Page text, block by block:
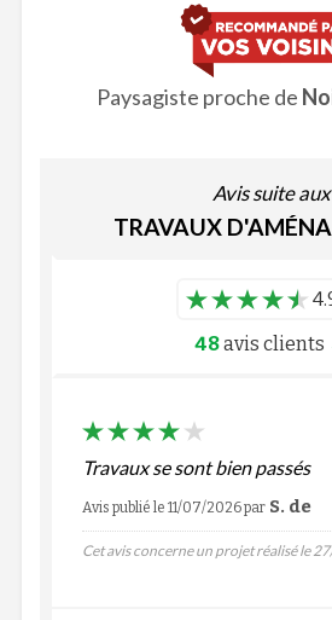
Paysagiste proche de
Avis suite aux
TRAVAUX
48avis clients
Travaux se sont bien passés
Avis publié le 11/07/2026par S. de
Cet avis concerne un projet réalisé le